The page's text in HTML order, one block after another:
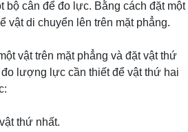
cân để đo lực. Bằng cách đặt một
vật di chuyển lên trên mặt phẳng.
vật trên mặt phẳng và đặt vật thứ
lượng lực cần thiết để vật thứ hai
thứ nhất.